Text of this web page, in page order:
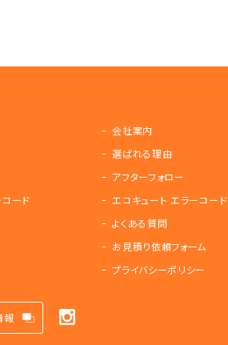
会社案内
選ばれる理由
アフターフォロー
ード
エコキュート エラーコード
よくある質問
お見積り依頼フォーム
プライバシーポリシー
報